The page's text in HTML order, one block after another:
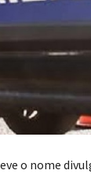
o nome